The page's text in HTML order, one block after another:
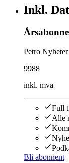
Inkl.
Petro
9988
inkl. mva
Full
Alle
Bli abonnent